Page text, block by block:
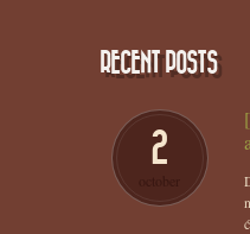
RECENT POSTS
2